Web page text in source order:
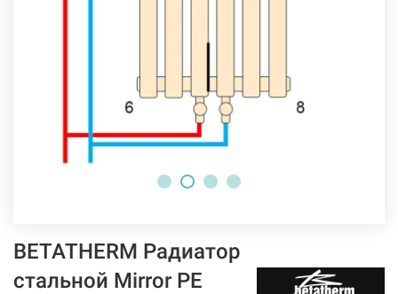
BETATHERM Радиатор
стальной Mirror PE